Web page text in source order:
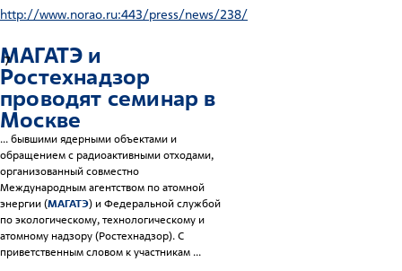
http://www.norao.ru:443/press/news/238/
7
МАГАТЭ и
Ростехнадзор
проводят семинар в
Москве
... бывшими ядерными объектами и
обращением с радиоактивными отходами,
организованный совместно
Международным агентством по атомной
энергии (МАГАТЭ) и Федеральной службой
по экологическому, технологическому и
атомному надзору (Ростехнадзор). С
приветственным словом к участникам ...